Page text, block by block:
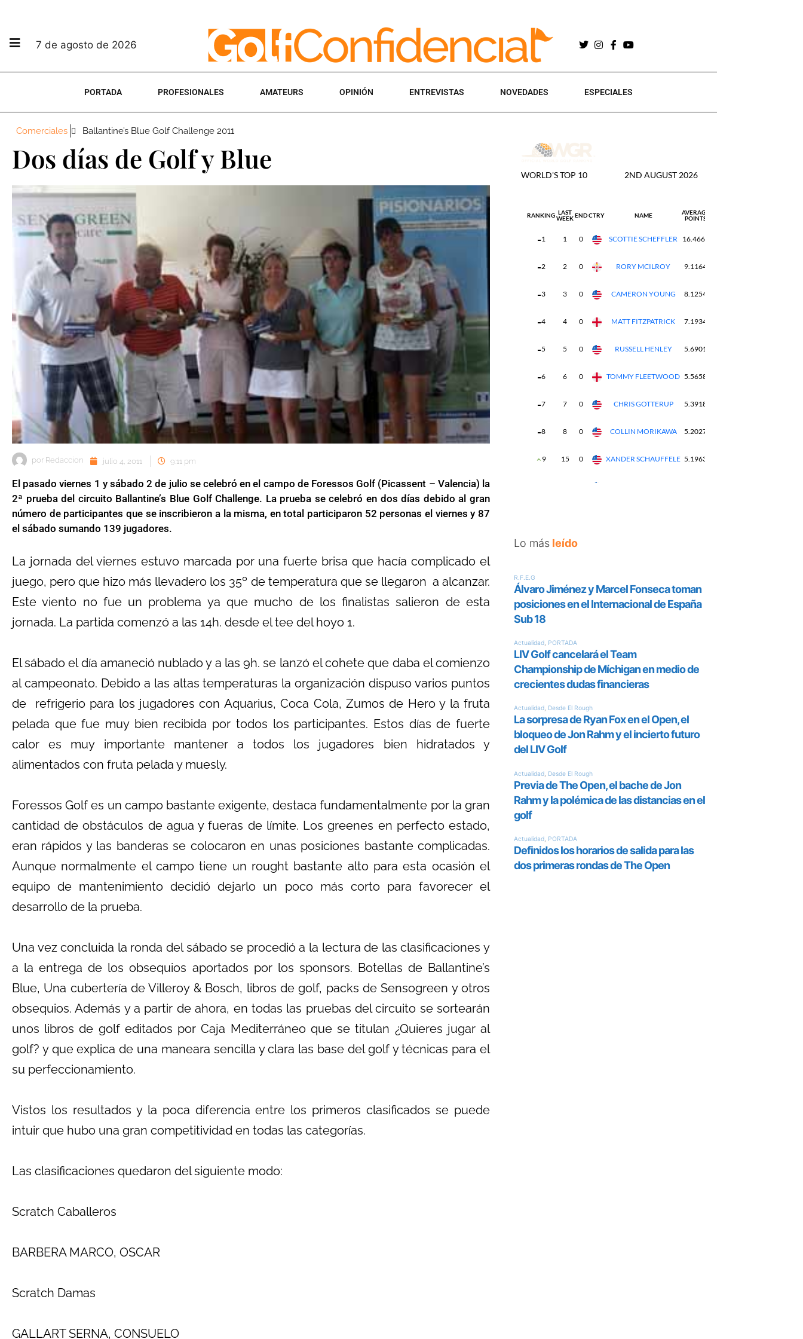
7 de agosto de 2026
PORTADA PROFESIONALES AMATEURS OPINIÓN ENTREVISTAS NOVEDADES ESPECIALES
Comerciales Ballantine’s Blue Golf Challenge 2011
Dos días de Golf y Blue
por Redaccion julio 4, 2011 9:11 pm
El pasado viernes 1 y sábado 2 de julio se celebró en el campo de Foressos Golf (Picassent – Valencia) la
2ª prueba del circuito Ballantine’s Blue Golf Challenge. La prueba se celebró en dos días debido al gran
número de participantes que se inscribieron a la misma, en total participaron 52 personas el viernes y 87
el sábado sumando 139 jugadores.
La jornada del viernes estuvo marcada por una fuerte brisa que hacía complicado el
juego, pero que hizo más llevadero los 35º de temperatura que se llegaron a alcanzar.
Este viento no fue un problema ya que mucho de los finalistas salieron de esta
jornada. La partida comenzó a las 14h. desde el tee del hoyo 1.
El sábado el día amaneció nublado y a las 9h. se lanzó el cohete que daba el comienzo
al campeonato. Debido a las altas temperaturas la organización dispuso varios puntos
de refrigerio para los jugadores con Aquarius, Coca Cola, Zumos de Hero y la fruta
pelada que fue muy bien recibida por todos los participantes. Estos días de fuerte
calor es muy importante mantener a todos los jugadores bien hidratados y
alimentados con fruta pelada y muesly.
Foressos Golf es un campo bastante exigente, destaca fundamentalmente por la gran
cantidad de obstáculos de agua y fueras de límite. Los greenes en perfecto estado,
eran rápidos y las banderas se colocaron en unas posiciones bastante complicadas.
Aunque normalmente el campo tiene un rought bastante alto para esta ocasión el
equipo de mantenimiento decidió dejarlo un poco más corto para favorecer el
desarrollo de la prueba.
Una vez concluida la ronda del sábado se procedió a la lectura de las clasificaciones y
a la entrega de los obsequios aportados por los sponsors. Botellas de Ballantine’s
Blue, Una cubertería de Villeroy & Bosch, libros de golf, packs de Sensogreen y otros
obsequios. Además y a partir de ahora, en todas las pruebas del circuito se sortearán
unos libros de golf editados por Caja Mediterráneo que se titulan ¿Quieres jugar al
golf? y que explica de una maneara sencilla y clara las base del golf y técnicas para el
su perfeccionamiento.
Vistos los resultados y la poca diferencia entre los primeros clasificados se puede
intuir que hubo una gran competitividad en todas las categorías.
Las clasificaciones quedaron del siguiente modo:
Scratch Caballeros
BARBERA MARCO, OSCAR
Scratch Damas
GALLART SERNA, CONSUELO
Lo más leído